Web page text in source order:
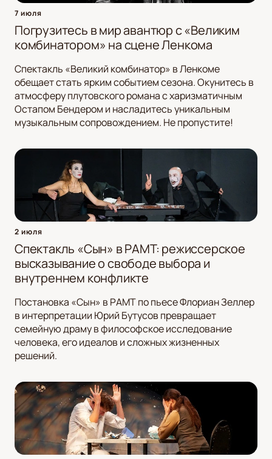
7 июля
Погрузитесь в мир авантюр с «Великим
комбинатором» на сцене Ленкома
Спектакль «Великий комбинатор» в Ленкоме
обещает стать ярким событием сезона. Окунитесь в
атмосферу плутовского романа с харизматичным
Остапом Бендером и насладитесь уникальным
музыкальным сопровождением. Не пропустите!
2 июля
Спектакль «Сын» в РАМТ: режиссерское
высказывание о свободе выбора и
внутреннем конфликте
Постановка «Сын» в РАМТ по пьесе Флориан Зеллер
в интерпретации Юрий Бутусов превращает
семейную драму в философское исследование
человека, его идеалов и сложных жизненных
решений.